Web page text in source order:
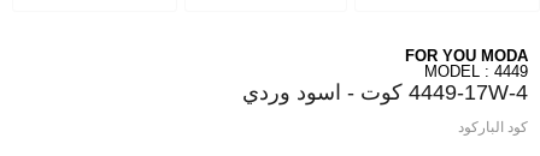
FOR YOU MODA
MODEL : 4449
4449-17W-4 كوت - اسود وردي
كود الباركود